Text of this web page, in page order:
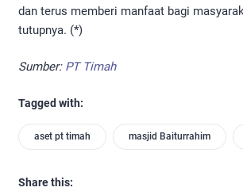
dan terus memberi manfaat bagi
tutupnya. (*)
Sumber: PT Timah
Tagged with:
aset pt timah masjid Baiturrahim
Share this: